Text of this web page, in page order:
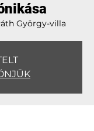
György-villa